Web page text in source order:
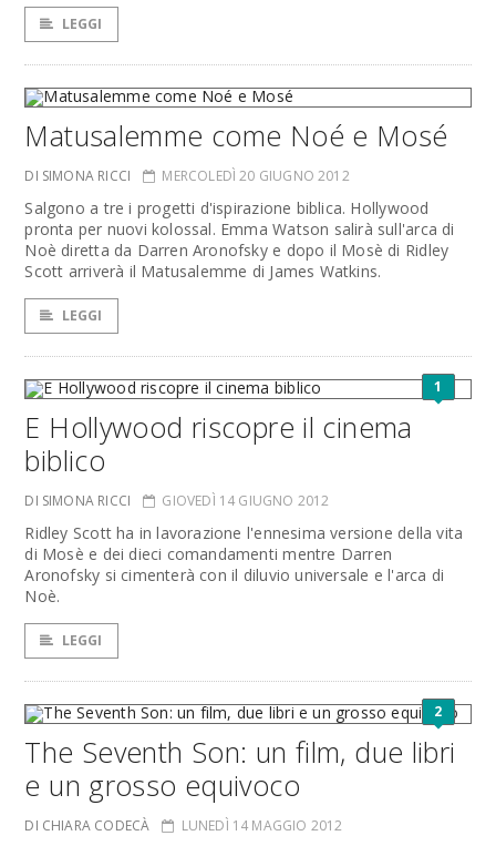
LEGGI
Matusalemme come Noé e Mosé
DI SIMONA RICCI MERCOLEDÌ 20 GIUGNO 2012
Salgono a tre i progetti d'ispirazione biblica. Hollywood
pronta per nuovi kolossal. Emma Watson salirà sull'arca di
Noè diretta da Darren Aronofsky e dopo il Mosè di Ridley
Scott arriverà il Matusalemme di James Watkins.
LEGGI
1
E Hollywood riscopre il cinema
biblico
DI SIMONA RICCI GIOVEDÌ 14 GIUGNO 2012
Ridley Scott ha in lavorazione l'ennesima versione della vita
di Mosè e dei dieci comandamenti mentre Darren
Aronofsky si cimenterà con il diluvio universale e l'arca di
Noè.
LEGGI
2
The Seventh Son: un film, due libri
e un grosso equivoco
DI CHIARA CODECÀ LUNEDÌ 14 MAGGIO 2012